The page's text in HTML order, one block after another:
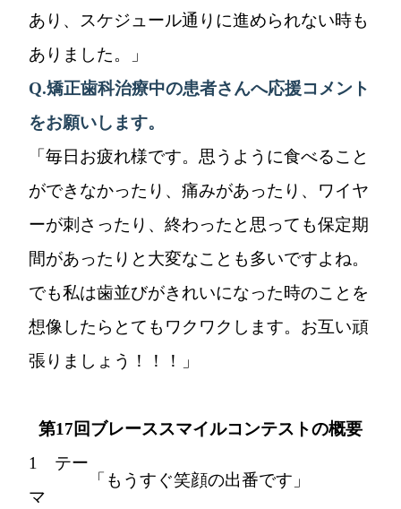
あり、スケジュール通りに進められない時も
ありました。」
Q.矯正歯科治療中の患者さんへ応援コメント
をお願いします。
「毎日お疲れ様です。思うように食べること
ができなかったり、痛みがあったり、ワイヤ
ーが刺さったり、終わったと思っても保定期
間があったりと大変なことも多いですよね。
でも私は歯並びがきれいになった時のことを
想像したらとてもワクワクします。お互い頑
張りましょう！！！」
第17回ブレーススマイルコンテストの概要
1 テー
マ
「もうすぐ笑顔の出番です」